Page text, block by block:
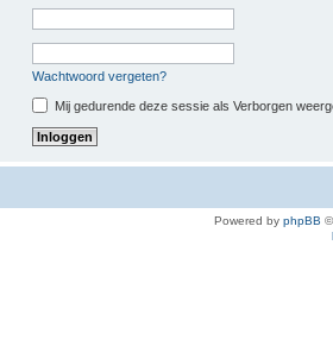
Wachtwoord vergeten?
Mij gedurende deze sessie als Verborgen
Powered by phpBB